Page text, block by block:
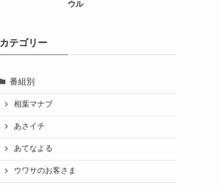
ウル
カテゴリー
番組別
相葉マナブ
あさイチ
あてなよる
ウワサのお客さま